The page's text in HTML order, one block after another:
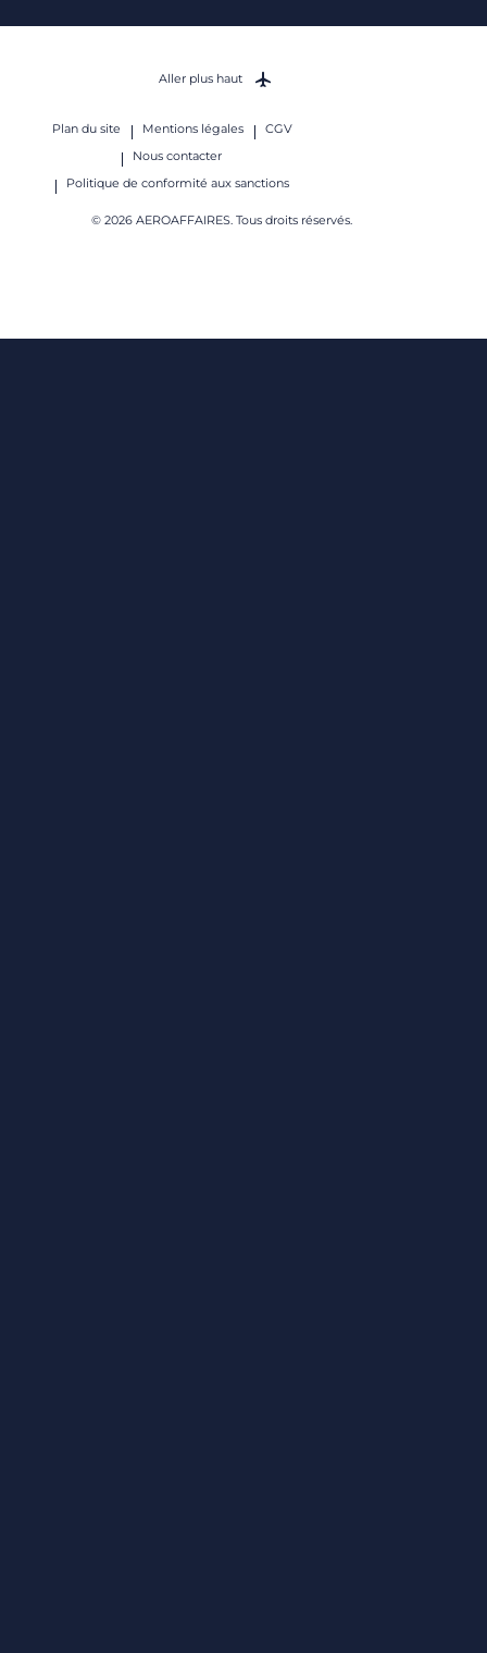
Plan du site Mentions légales
CGV
Nous contacter
Politique de conformité aux sanctions
© 2026 AEROAFFAIRES. Tous droits réservés.
Aller plus haut